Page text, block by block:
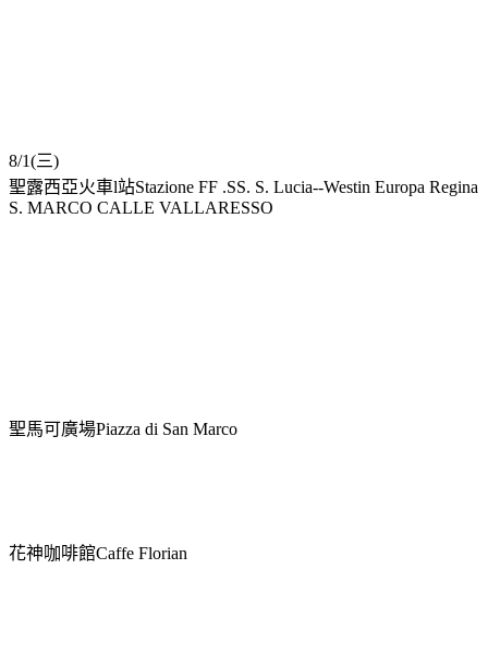
8/1(三)
聖露西亞火車l站Stazione FF .SS. S. Lucia--Westin Europa Regina
S. MARCO CALLE VALLARESSO
聖馬可廣場Piazza di San Marco
花神咖啡館Caffe Florian